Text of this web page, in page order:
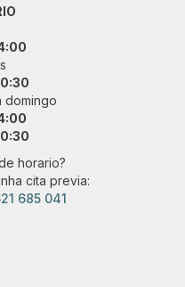
domingo
horario?
cita previa:
685 041